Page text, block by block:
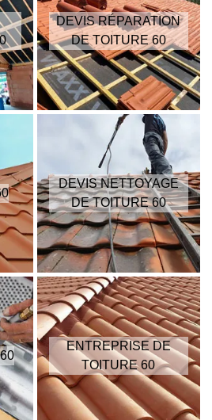
DEVIS RÉPARATION
DE TOITURE 60
DEVIS NETTOYAGE
DE TOITURE 60
ENTREPRISE DE
TOITURE 60